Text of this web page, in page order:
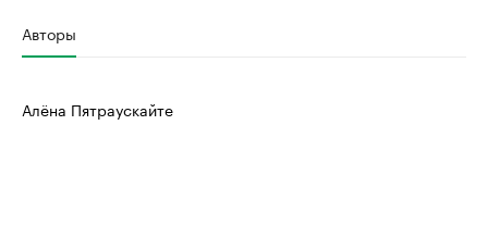
Авторы
Алёна Пятраускайте